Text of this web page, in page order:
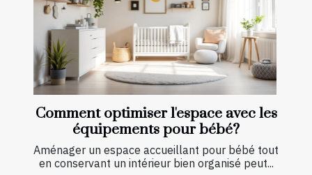
Comment optimiser l'espace avec les
équipements pour bébé?
Aménager un espace accueillant pour bébé tout
en conservant un intérieur bien organisé peut...